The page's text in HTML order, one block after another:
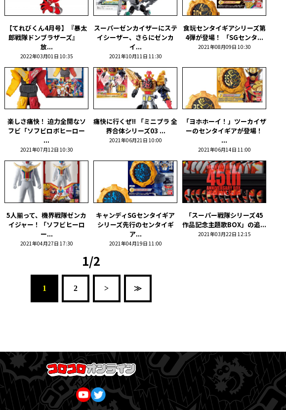
【てれびくん4月号】『暴太
郎戦隊ドンブラザーズ』
放...
2022年03月01日 10:35
スーパーゼンカイザーにステ
イシーザー、さらにゼンカ
イ...
2021年10月11日 11:30
食玩センタイギアシリーズ第
4弾が登場！ 「SGセンタ...
2021年08月09日 10:30
楽しさ痛快！ 迫力全開なソ
フビ「ソフビロボヒーロー
...
2021年07月12日 10:30
痛快に行くぜ!! 「ミニプラ 全
界合体シリーズ03 ...
2021年06月21日 10:00
「ヨホホーイ！」ツーカイザ
ーのセンタイギアが登場！
...
2021年06月14日 11:00
5人揃って、機界戦隊ゼンカ
イジャー！「ソフビヒーロ
ー...
2021年04月27日 17:30
キャンディSGセンタイギア
シリーズ先行のセンタイギ
ア...
2021年04月19日 11:00
「スーパー戦隊シリーズ45
作品記念主題歌BOX」の追...
2021年03月22日 12:15
1/2
1 2 > ≫